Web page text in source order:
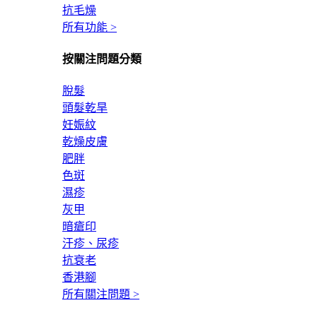
抗毛燥
所有功能 >
按關注問題分類
脫髮
頭髮乾旱
妊娠紋
乾燥皮膚
肥胖
色斑
濕疹
灰甲
暗瘡印
汗疹、尿疹
抗衰老
香港腳
所有關注問題 >